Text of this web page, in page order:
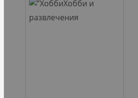
Хобби и
развлечения